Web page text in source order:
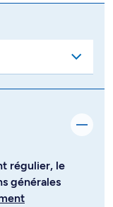
régulier, le
générales